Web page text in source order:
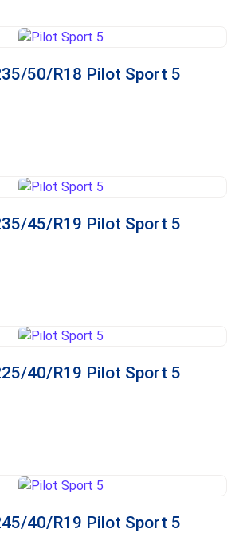
50/R18 Pilot Sport 5
45/R19 Pilot Sport 5
40/R19 Pilot Sport 5
40/R19 Pilot Sport 5